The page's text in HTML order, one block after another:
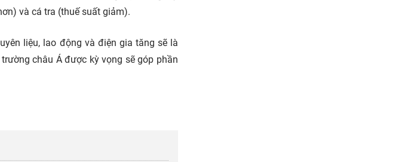
và cá tra (thuế suất giảm).
liệu, lao động và điện gia tăng sẽ là
châu Á được kỳ vọng sẽ góp phần